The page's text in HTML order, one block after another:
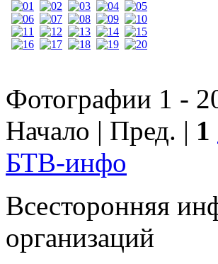
Фотографии 1 -
Начало | Пред. | 1
БТВ-инфо
Всесторонняя
организаций